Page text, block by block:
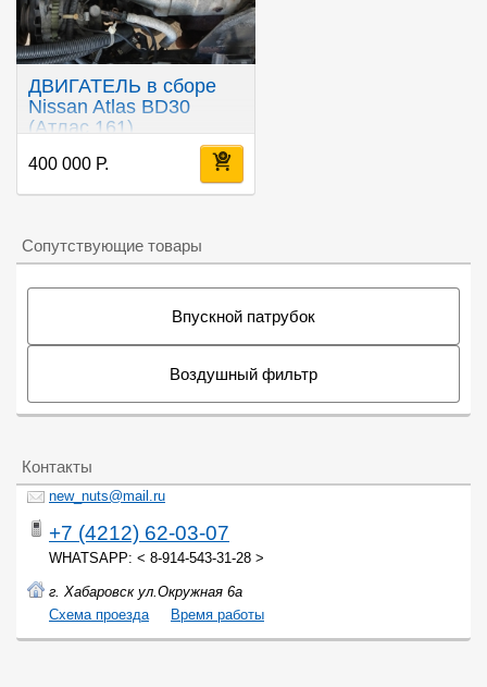
ДВИГАТЕЛЬ в сборе
Nissan Atlas BD30
(Атлас 161)
400 000 Р.
Сопутствующие товары
Впускной патрубок
Воздушный фильтр
Контакты
new_nuts@mail.ru
+7 (4212) 62-03-07
WHATSAPP: < 8-914-543-31-28 >
г. Хабаровск ул.Окружная 6а
Cхема проезда
Время работы